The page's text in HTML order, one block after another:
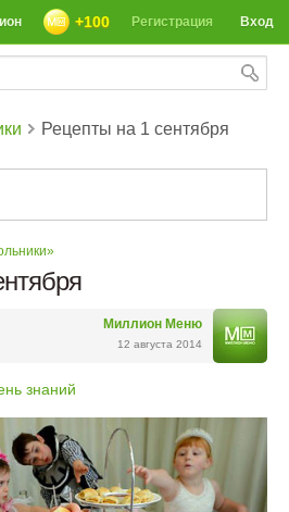
39142 РЕЦЕПТА
Вход
Регистрация
+100
Рецепты на 1 сентября
Миллион Меню
12 августа 2014
знаний